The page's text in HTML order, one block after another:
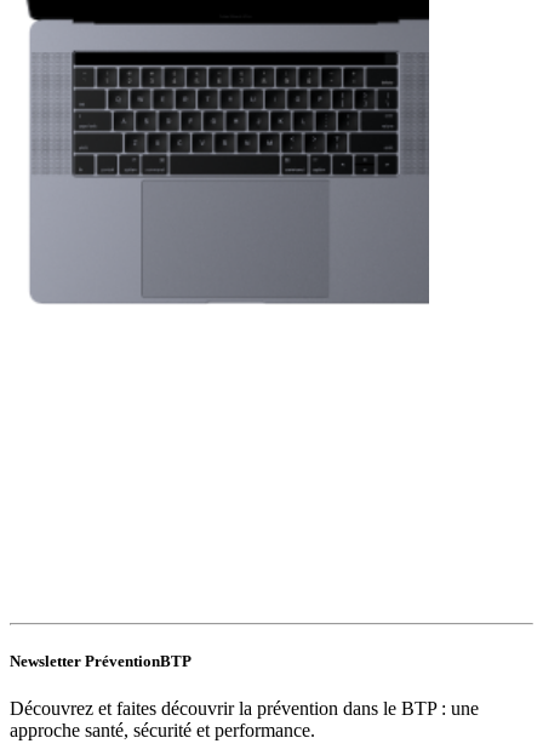
Newsletter PréventionBTP
Découvrez et faites découvrir la prévention dans le BTP : une
approche santé, sécurité et performance.